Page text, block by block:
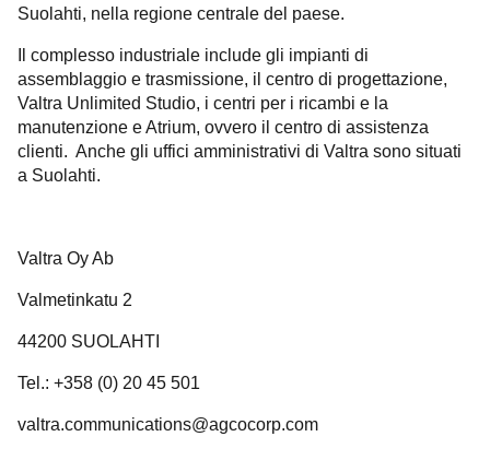
Suolahti, nella regione centrale del paese.
Il complesso industriale include gli impianti di
assemblaggio e trasmissione, il centro di progettazione,
Valtra Unlimited Studio, i centri per i ricambi e la
manutenzione e Atrium, ovvero il centro di assistenza
clienti. Anche gli uffici amministrativi di Valtra sono situati
a Suolahti.
Valtra Oy Ab
Valmetinkatu 2
44200 SUOLAHTI
Tel.: +358 (0) 20 45 501
valtra.communications@agcocorp.com